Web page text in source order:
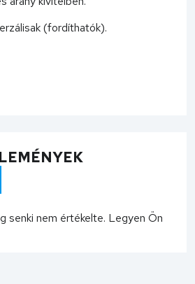
(fordíthatók).
senki nem értékelte. Legyen Ön